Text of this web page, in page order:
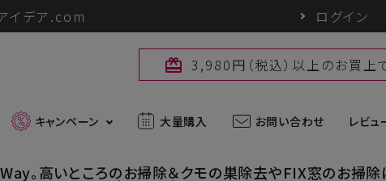
イデア.com ログイン
card_giftcard 3,980円（税込）以上のお買上
キャンペーン 大量購入 お問い合わせ レビュ
。高いところのお掃除＆クモの巣除去やFIX窓のお掃除